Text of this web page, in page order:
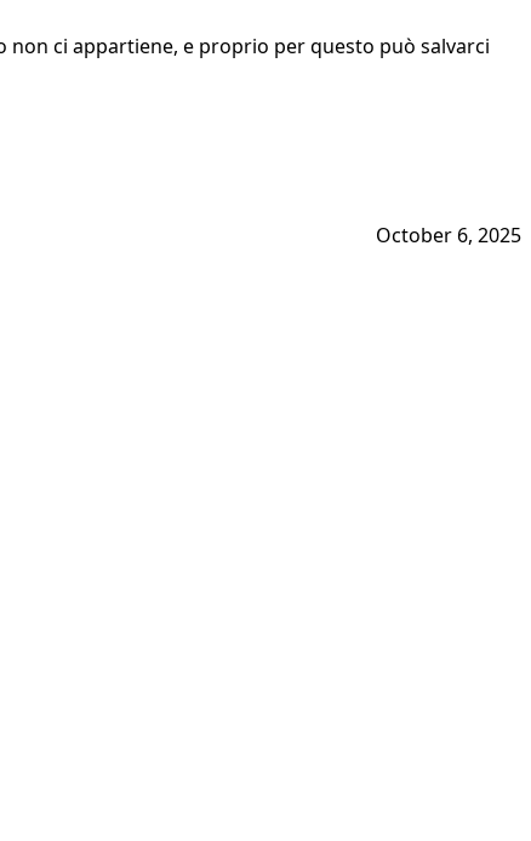
ci appartiene, e proprio per questo può salvarci
October 6, 2025